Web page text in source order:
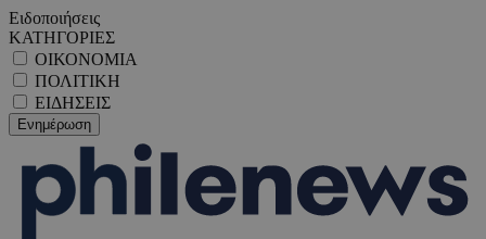
Ειδοποιήσεις
ΚΑΤΗΓΟΡΙΕΣ
ΟΙΚΟΝΟΜΙΑ
ΠΟΛΙΤΙΚΗ
ΕΙΔΗΣΕΙΣ